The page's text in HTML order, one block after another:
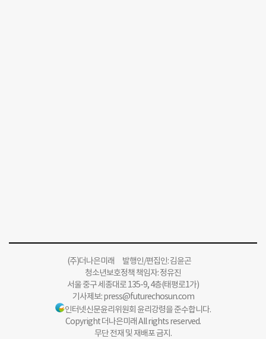
(주)더나은미래 발행인/편집인: 김윤곤
청소년보호정책 책임자: 정유진
서울 중구 세종대로 135-9, 4층(태평로1가)
기사제보:press@futurechosun.com
인터넷신문윤리위원회 윤리강령을 준수합니다.
Copyright 더나은미래 All rights reserved.
무단 전재 및 재배포 금지.